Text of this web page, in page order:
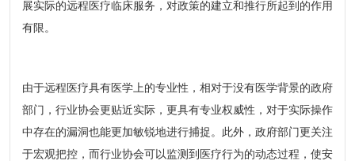
展实际的远程医疗临床服务，对政策的建立和推行所起到的作用
有限。
由于远程医疗具有医学上的专业性，相对于没有医学背景的政府
部门，行业协会更贴近实际，更具有专业权威性，对于实际操作
中存在的漏洞也能更加敏锐地进行捕捉。此外，政府部门更关注
于宏观把控，而行业协会可以监测到医疗行为的动态过程，使安